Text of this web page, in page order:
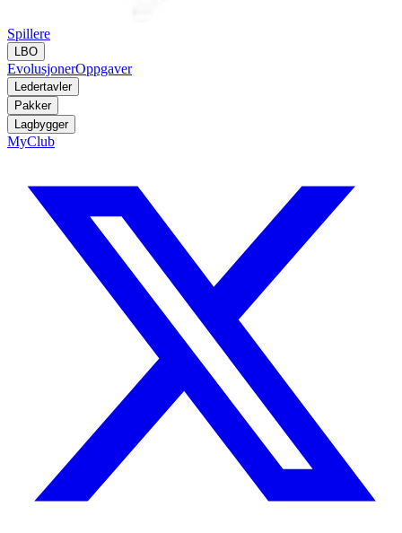
Spillere
LBO
EvolusjonerOppgaver
Ledertavler
Pakker
Lagbygger
MyClub